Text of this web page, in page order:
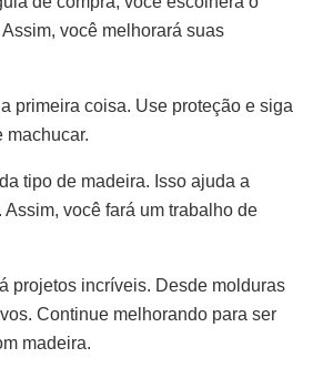
você melhorará suas
primeira coisa. Use proteção e siga
machucar.
tipo de madeira. Isso ajuda a
você fará um trabalho de
projetos incríveis. Desde molduras
Continue melhorando para ser
madeira.